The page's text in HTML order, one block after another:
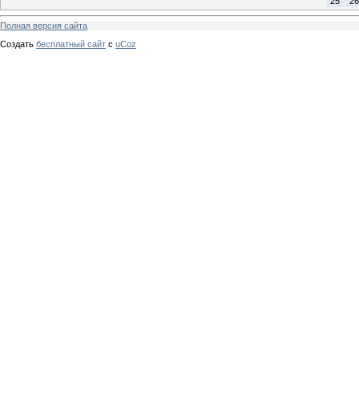
Полная версия сайта
Создать бесплатный сайт с uCoz